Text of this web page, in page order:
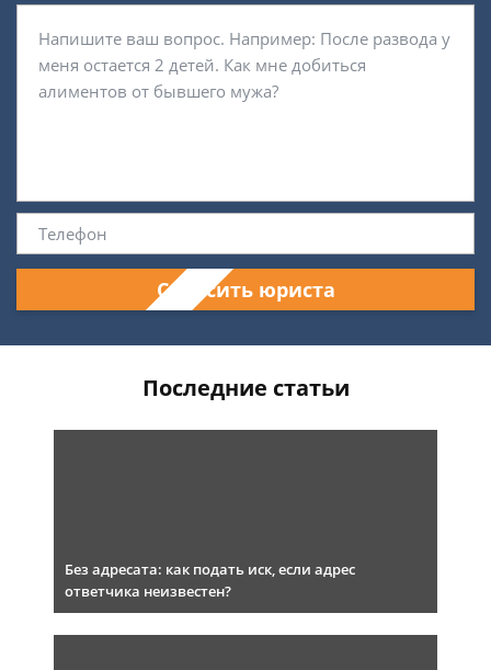
Спросить юриста
Последние статьи
Без адресата: как подать иск, если адрес
ответчика неизвестен?